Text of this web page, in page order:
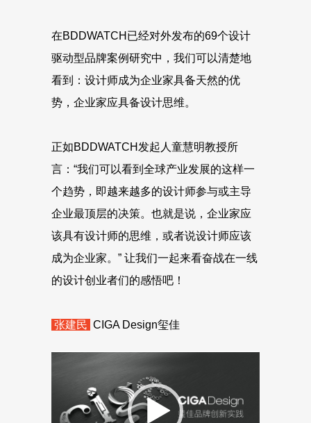
在BDDWATCH已经对外发布的69个设计
驱动型品牌案例研究中，我们可以清楚地
看到：设计师成为企业家具备天然的优
势，企业家应具备设计思维。
正如BDDWATCH发起人童慧明教授所
言：“我们可以看到全球产业发展的这样一
个趋势，即越来越多的设计师参与或主导
企业最顶层的决策。也就是说，企业家应
该具有设计师的思维，或者说设计师应该
成为企业家。” 让我们一起来看奋战在一线
的设计创业者们的感悟吧！
张建民 CIGA Design玺佳
视
频
播
放